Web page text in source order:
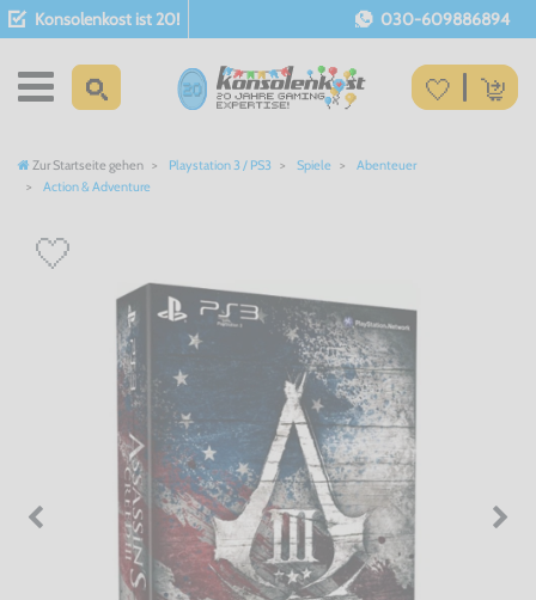
Konsolenkost ist 20! 030-609886894
Zur Startseite gehen Playstation 3 / PS3 Spiele
Abenteuer
Action & Adventure